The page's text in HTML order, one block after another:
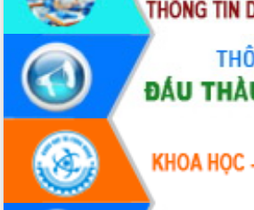
Lễ phát động chuỗi hoạt động chung
tay làm sạch môi trường
Xã Ea Kar bước chuyển mình trong
công tác cải cách hành chính mô hình
mới
UBND tỉnh họp báo định kỳ tháng 4
năm 2026
Hội thảo khoa học “Giải pháp thúc đẩy
phát triển nền kinh tế xanh tại tỉnh
Đắk Lắk”